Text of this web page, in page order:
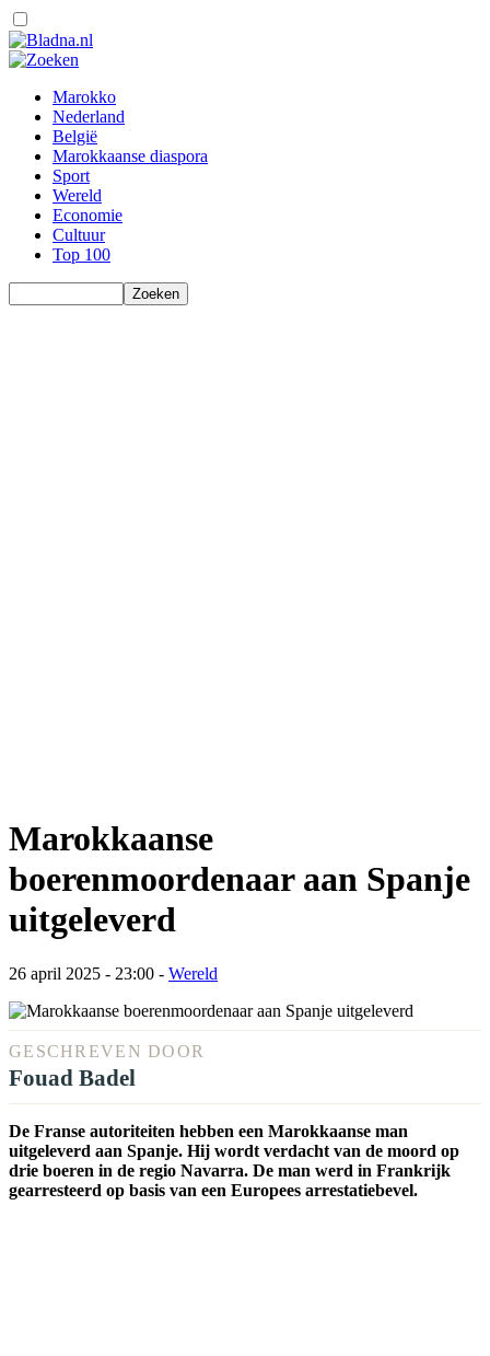
Marokko
Nederland
België
Marokkaanse diaspora
Sport
Wereld
Economie
Cultuur
Top 100
Marokkaanse
boerenmoordenaar aan Spanje
uitgeleverd
26 april 2025 - 23:00 - Wereld
GESCHREVEN DOOR
Fouad Badel
De Franse autoriteiten hebben een Marokkaanse man
uitgeleverd aan Spanje. Hij wordt verdacht van de moord op
drie boeren in de regio Navarra. De man werd in Frankrijk
gearresteerd op basis van een Europees arrestatiebevel.